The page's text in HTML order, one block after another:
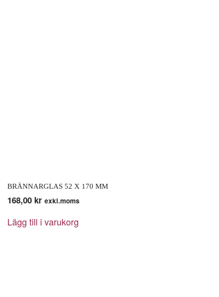
BRÄNNARGLAS 52 X 170 MM
168,00 kr exkl.moms
Lägg till i varukorg